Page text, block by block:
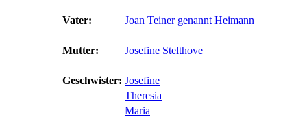
Vater: Joan Teiner genannt Heimann
Mutter: Josefine Stelthove
Geschwister: Josefine
Theresia
Maria